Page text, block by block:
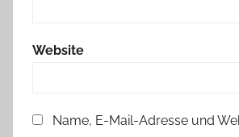
Website
Name, E-Mail-Adresse und